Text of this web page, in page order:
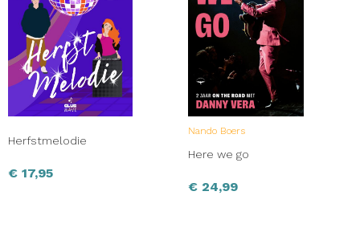
Herfstmelodie
€ 17,95
Nando Boers
Here we go
€ 24,99